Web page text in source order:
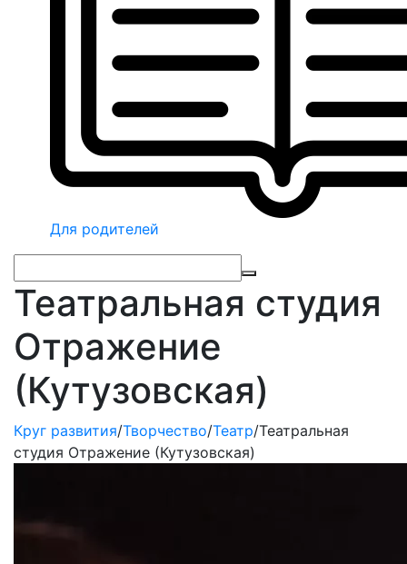
Для родителей
Театральная студия
Отражение
(Кутузовская)
Круг развития/Творчество/Театр/Театральная
студия Отражение (Кутузовская)